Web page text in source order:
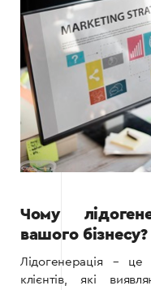
Чому
вашого бізнесу?
Лідогенерація – це
клієнтів, які